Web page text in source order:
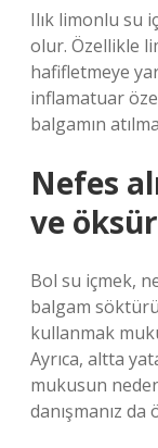
Ilık limonlu su
olur. Özellikle
hafifletmeye
inflamatuar
balgamın
Nefes
ve
Bol su içmek,
balgam
kullanmak
Ayrıca, altta
mukusun
danışmanız da